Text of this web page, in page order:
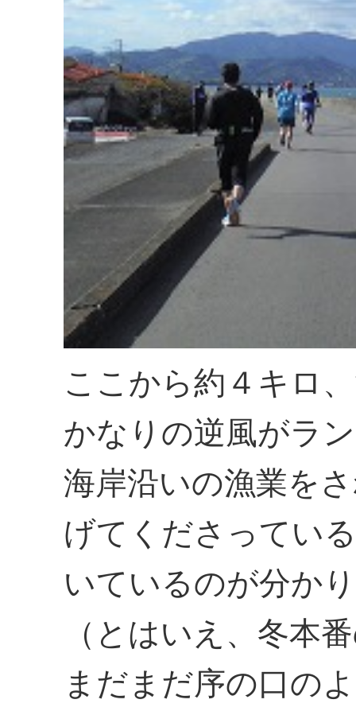
ここから約４キロ
かなりの逆風がラ
海岸沿いの漁業を
げてくださってい
いているのが分か
（とはいえ、冬本
まだまだ序の口の